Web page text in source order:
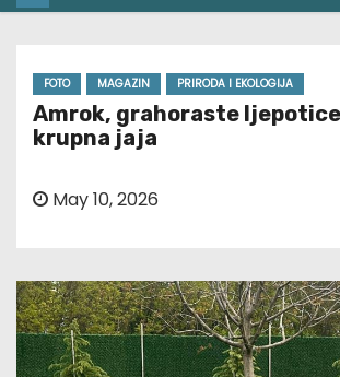
FOTO MAGAZIN PRIRODA I EKOLOGIJA
Amrok, grahoraste
krupna jaja
May 10, 2026